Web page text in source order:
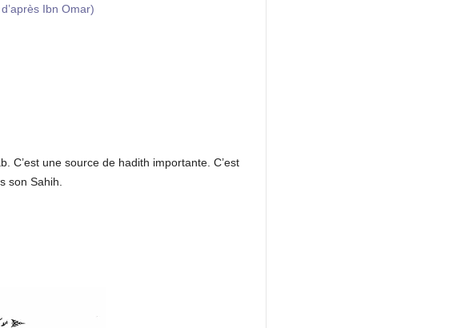
Ibn Omar)
C’est une source de hadith importante. C’est
son Sahih.